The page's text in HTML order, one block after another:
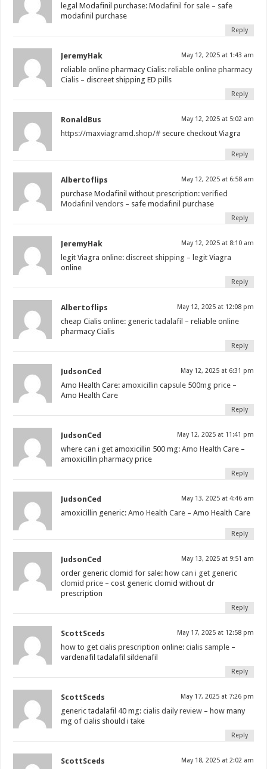
legal Modafinil purchase:Modafinil for sale – safe
modafinil purchase
Reply
JeremyHak May 12, 2025 at 1:43 am
reliable online pharmacy Cialis:reliable online pharmacy
Cialis – discreet shipping ED pills
Reply
RonaldBus May 12, 2025 at 5:02 am
https://maxviagramd.shop/# secure checkout Viagra
Reply
Albertoflips May 12, 2025 at 6:58 am
purchase Modafinil without prescription:verified
Modafinil vendors – safe modafinil purchase
Reply
JeremyHak May 12, 2025 at 8:10 am
legit Viagra online:discreet shipping – legit Viagra
online
Reply
Albertoflips May 12, 2025 at 12:08 pm
cheap Cialis online: generic tadalafil – reliable online
pharmacy Cialis
Reply
JudsonCed May 12, 2025 at 6:31 pm
Amo Health Care: amoxicillin capsule 500mg price –
Amo Health Care
Reply
JudsonCed May 12, 2025 at 11:41 pm
where can i get amoxicillin 500 mg:Amo Health Care –
amoxicillin pharmacy price
Reply
JudsonCed May 13, 2025 at 4:46 am
amoxicillin generic:Amo Health Care – Amo Health Care
Reply
JudsonCed May 13, 2025 at 9:51 am
order generic clomid for sale: how can i get generic
clomid price – cost generic clomid without dr
prescription
Reply
ScottSceds May 17, 2025 at 12:58 pm
how to get cialis prescription online:cialis sample –
vardenafil tadalafil sildenafil
Reply
ScottSceds May 17, 2025 at 7:26 pm
generic tadalafil 40 mg:cialis daily review – how many
mg of cialis should i take
Reply
ScottSceds May 18, 2025 at 2:02 am